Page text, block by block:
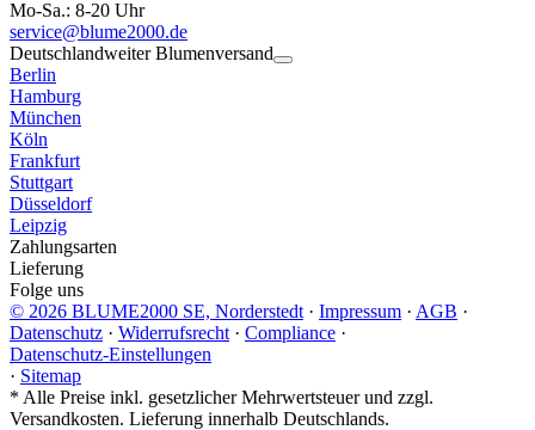
Mo-Sa.: 8-20 Uhr
service@blume2000.de
Deutschlandweiter Blumenversand
Berlin
Hamburg
München
Köln
Frankfurt
Stuttgart
Düsseldorf
Leipzig
Zahlungsarten
Lieferung
Folge uns
© 2026 BLUME2000 SE, Norderstedt · Impressum · AGB ·
Datenschutz · Widerrufsrecht · Compliance ·
Datenschutz-Einstellungen
· Sitemap
* Alle Preise inkl. gesetzlicher Mehrwertsteuer und zzgl.
Versandkosten. Lieferung innerhalb Deutschlands.